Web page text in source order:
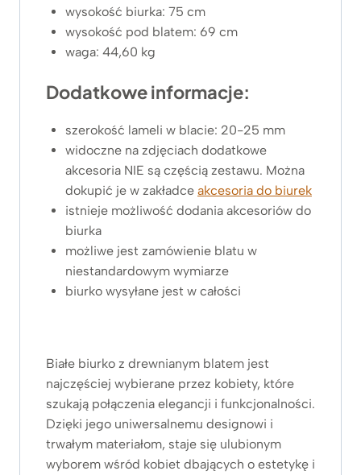
wysokość biurka: 75 cm
wysokość pod blatem: 69 cm
waga: 44,60 kg
Dodatkowe informacje:
szerokość lameli w blacie: 20-25 mm
widoczne na zdjęciach dodatkowe
akcesoria NIE są częścią zestawu. Można
dokupić je w zakładce akcesoria do biurek
istnieje możliwość dodania akcesoriów do
biurka
możliwe jest zamówienie blatu w
niestandardowym wymiarze
biurko wysyłane jest w całości
Białe biurko z drewnianym blatem jest
najczęściej wybierane przez kobiety, które
szukają połączenia elegancji i funkcjonalności.
Dzięki jego uniwersalnemu designowi i
trwałym materiałom, staje się ulubionym
wyborem wśród kobiet dbających o estetykę i